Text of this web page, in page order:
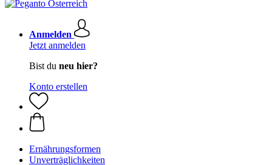
Anmelden
Jetzt anmelden
Bist du neu hier?
Konto erstellen
Ernährungsformen
Unverträglichkeiten